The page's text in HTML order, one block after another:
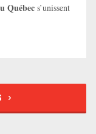
Québec s’unissent